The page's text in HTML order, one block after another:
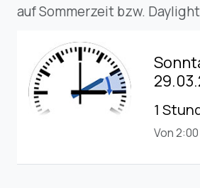
auf Sommerzeit bzw.
1
Von